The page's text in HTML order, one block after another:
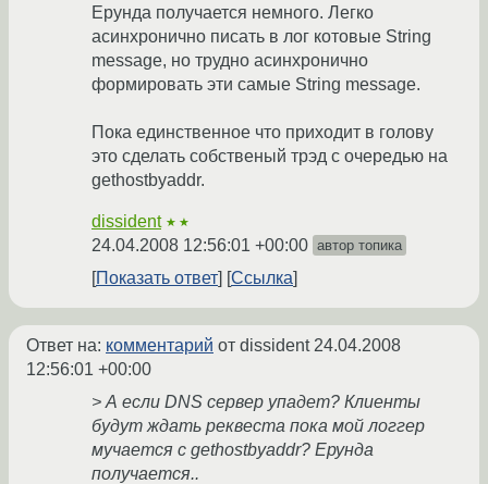
Ерунда получается немного. Легко
асинхронично писать в лог котовые String
message, но трудно асинхронично
формировать эти самые String message.
Пока единственное что приходит в голову
это сделать собственый трэд с очередью на
gethostbyaddr.
dissident ★★
24.04.2008 12:56:01 +00:00 автор топика
Показать ответ Ссылка
Ответ на: комментарий от dissident 24.04.2008
12:56:01 +00:00
> А если DNS сервер упадет? Клиенты
будут ждать реквеста пока мой логгер
мучается с gethostbyaddr? Ерунда
получается..